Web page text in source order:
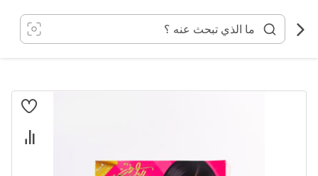
المحتوى
انتقل